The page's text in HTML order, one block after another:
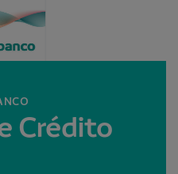
Crédito